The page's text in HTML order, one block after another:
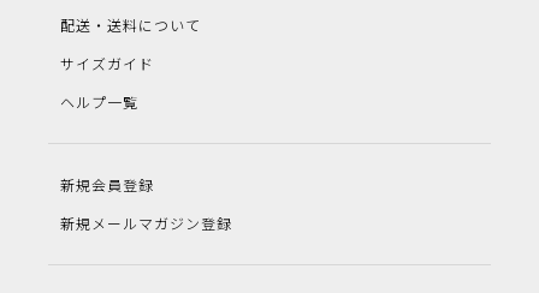
配送・送料について
サイズガイド
ヘルプ一覧
新規会員登録
新規メールマガジン登録